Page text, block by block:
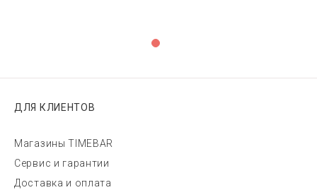
ДЛЯ КЛИЕНТОВ
Магазины TIMEBAR
Сервис и гарантии
Доставка и оплата